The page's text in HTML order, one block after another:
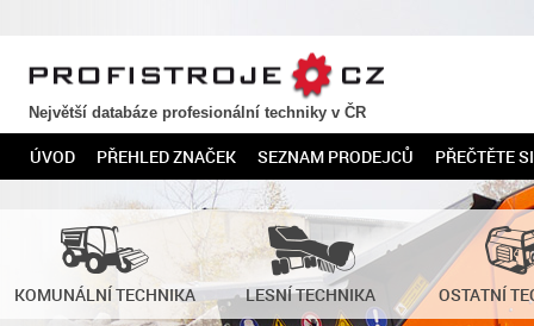
PROFISTROJE.CZ
Největší databáze profesionální techniky v ČR
ÚVOD PŘEHLED ZNAČEK SEZNAM PRODEJCŮ PŘEČTĚTE SI
KOMUNÁLNÍ TECHNIKA LESNÍ TECHNIKA OSTATNÍ